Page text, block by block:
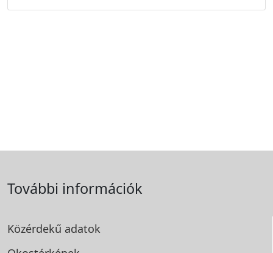
További információk
Közérdekű adatok